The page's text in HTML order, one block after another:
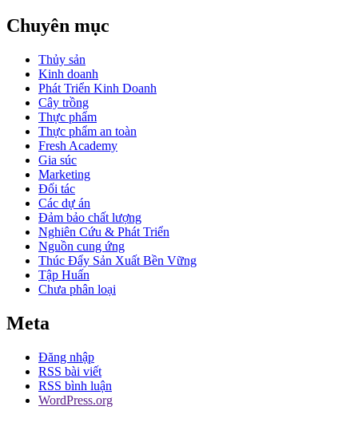
Chuyên mục
Thủy sản
Kinh doanh
Phát Triển Kinh Doanh
Cây trồng
Thực phẩm
Thực phẩm an toàn
Fresh Academy
Gia súc
Marketing
Đối tác
Các dự án
Đảm bảo chất lượng
Nghiên Cứu & Phát Triển
Nguồn cung ứng
Thúc Đẩy Sản Xuất Bền Vững
Tập Huấn
Chưa phân loại
Meta
Đăng nhập
RSS bài viết
RSS bình luận
WordPress.org